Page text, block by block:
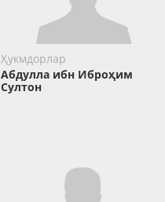
Ҳукмдорлар
Абдулла ибн Иброҳим
Cултон